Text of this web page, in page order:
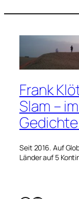
Frank
Slam –
Seit 2016. Auf
Länder auf 5